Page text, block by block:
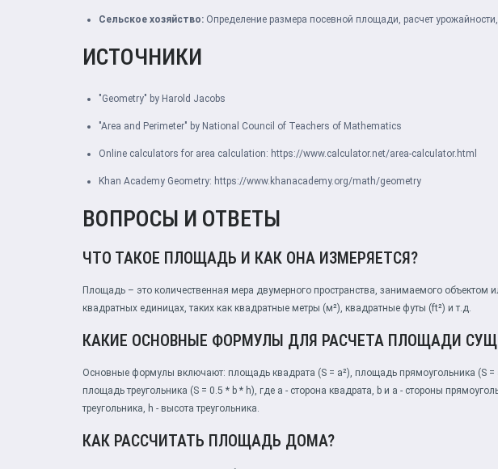
Сельское хозяйство: Определение размера посевной площади, расчет
ИСТОЧНИКИ
"Geometry" by Harold Jacobs
"Area and Perimeter" by National Council of Teachers of Mathematics
Online calculators for area calculation: https://www.calculator.net/area-calculator.html
Khan Academy Geometry: https://www.khanacademy.org/math/geometry
ВОПРОСЫ И ОТВЕТЫ
ЧТО ТАКОЕ ПЛОЩАДЬ И КАК ОНА ИЗМЕРЯЕТСЯ?
Площадь – это количественная мера двумерного пространства, занимаемого объектом
квадратных единицах, таких как квадратные метры (м²), квадратные футы (ft²) и т.д.
КАКИЕ ОСНОВНЫЕ ФОРМУЛЫ ДЛЯ РАСЧЕТА ПЛОЩАДИ
Основные формулы включают: площадь квадрата (S = a²), площадь прямоугольника (S =
площадь треугольника (S = 0.5 * b * h), где a - сторона квадрата, b и a - стороны
треугольника, h - высота треугольника.
КАК РАССЧИТАТЬ ПЛОЩАДЬ ДОМА?